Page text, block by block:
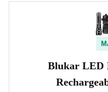
Blukar LED